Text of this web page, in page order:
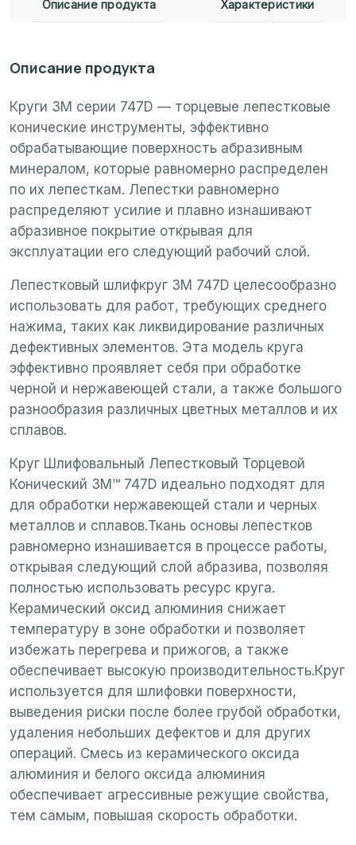
Описание продукта
Круги 3M серии 747D — торцевые лепестковые
конические инструменты, эффективно
обрабатывающие поверхность абразивным
минералом, которые равномерно распределен
по их лепесткам. Лепестки равномерно
распределяют усилие и плавно изнашивают
абразивное покрытие открывая для
эксплуатации его следующий рабочий слой.
Лепестковый шлифкруг 3M 747D целесообразно
использовать для работ, требующих среднего
нажима, таких как ликвидирование различных
дефективных элементов. Эта модель круга
эффективно проявляет себя при обработке
черной и нержавеющей стали, а также большого
разнообразия различных цветных металлов и их
сплавов.
Круг Шлифовальный Лепестковый Торцевой
Конический 3M™ 747D идеально подходят для
для обработки нержавеющей стали и черных
металлов и сплавов.Ткань основы лепестков
равномерно изнашивается в процессе работы,
открывая следующий слой абразива, позволяя
полностью использовать ресурс круга.
Керамический оксид алюминия снижает
температуру в зоне обработки и позволяет
избежать перегрева и прижогов, а также
обеспечивает высокую производительность.Круг
используется для шлифовки поверхности,
выведения риски после более грубой обработки,
удаления небольших дефектов и для других
операций. Смесь из керамического оксида
алюминия и белого оксида алюминия
обеспечивает агрессивные режущие свойства,
тем самым, повышая скорость обработки.
Описание продукта Характеристики